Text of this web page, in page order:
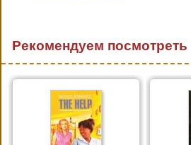
Рекомендуем посмотреть